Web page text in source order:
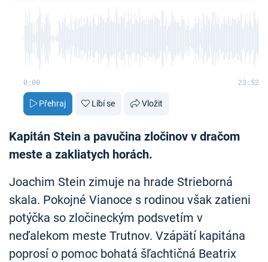
0:00 23:52
Přehraj Líbí se Vložit
Kapitán Stein a pavučina zločinov v dračom
meste a zakliatych horách.
Joachim Stein zimuje na hrade Strieborná
skala. Pokojné Vianoce s rodinou však zatieni
potýčka so zločineckým podsvetím v
neďalekom meste Trutnov. Vzápätí kapitána
poprosí o pomoc bohatá šľachtičná Beatrix